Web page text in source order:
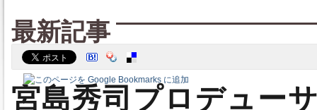
最新記事
宮島秀司プロデュー